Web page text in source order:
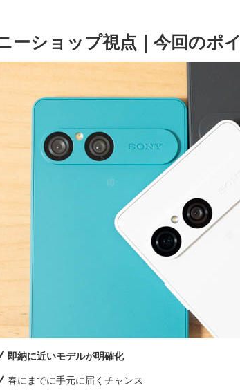
ーショップ視点｜今回のポ
即納に近いモデルが明確化
春にまでに手元に届くチャンス